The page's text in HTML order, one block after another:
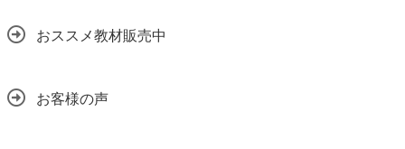
おススメ教材販売中
お客様の声